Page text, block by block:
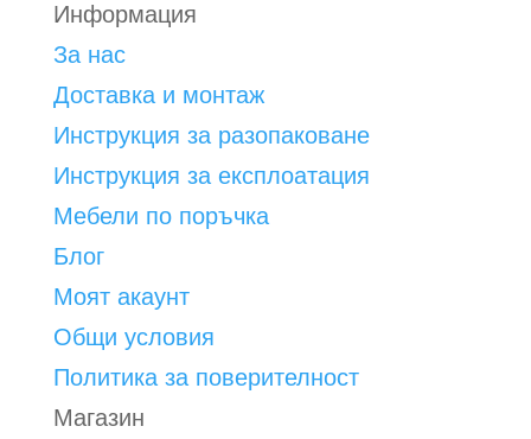
Информация
За нас
Доставка и монтаж
Инструкция за разопаковане
Инструкция за експлоатация
Мебели по поръчка
Блог
Моят акаунт
Общи условия
Политика за поверителност
Магазин